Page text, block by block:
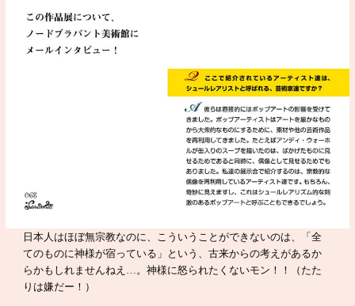
日本人はほぼ無宗教なのに、こういうことができないのは、「全
てのものに神様が宿っている」という、古来からの考えがあるか
らかもしれませんねえ…。神様に怒られたくないモン！！（たた
りは嫌だー！）